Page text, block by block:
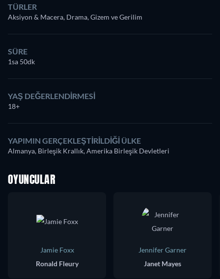
TÜRLER
Aksiyon & Macera, Drama, Gizem ve Gerilim
SÜRE
1sa 50dk
YAŞ DEĞERLENDIRMESI
18+
YAPIMIN GERÇEKLEŞTIRILDIĞI ÜLKE
Almanya, Birleşik Krallık, Amerika Birleşik Devletleri
OYUNCULAR
Jamie Foxx
Ronald Fleury
Jennifer Garner
Janet Mayes